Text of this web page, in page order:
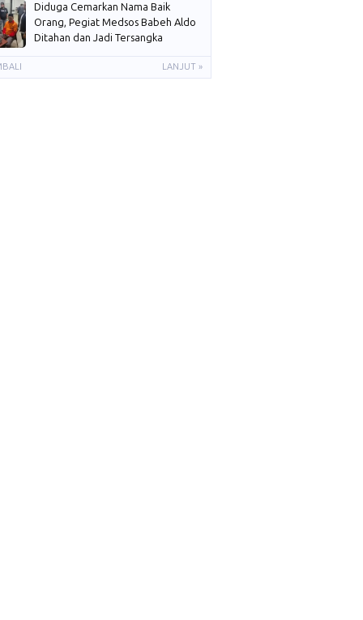
Diduga Cemarkan Nama Baik
Orang, Pegiat Medsos Babeh Aldo
Ditahan dan Jadi Tersangka
LANJUT »